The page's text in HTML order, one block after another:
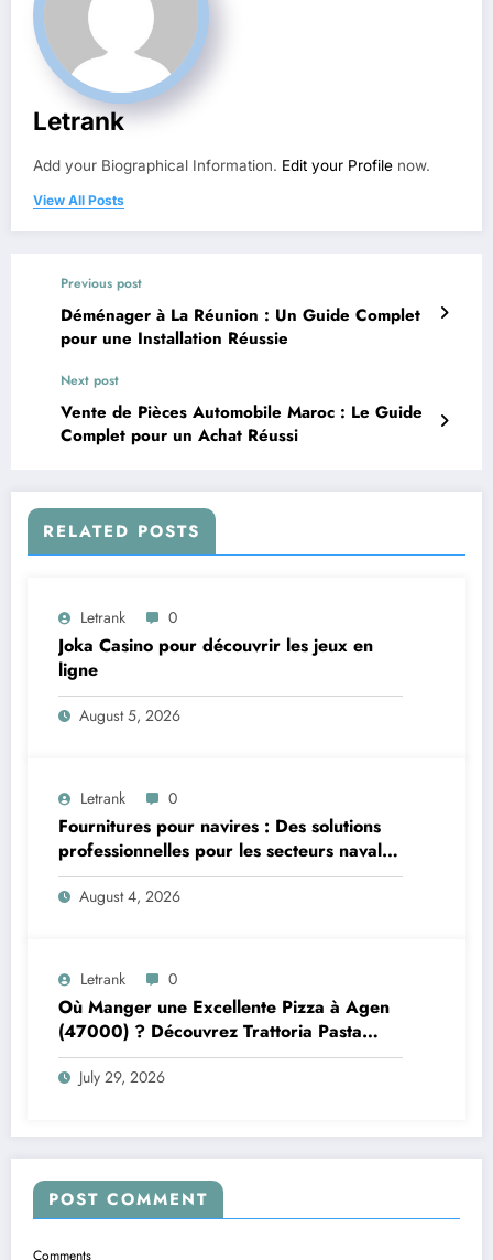
Letrank
Add your Biographical Information. Edit your Profile now.
View All Posts
Previous post
Déménager à La Réunion : Un Guide Complet
pour une Installation Réussie
Next post
Vente de Pièces Automobile Maroc : Le Guide
Complet pour un Achat Réussi
RELATED POSTS
Letrank 0
Joka Casino pour découvrir les jeux en
ligne
August 5, 2026
Letrank 0
Fournitures pour navires : Des solutions
professionnelles pour les secteurs naval et
offshore
August 4, 2026
Letrank 0
Où Manger une Excellente Pizza à Agen
(47000) ? Découvrez Trattoria Pasta
Pizza Brax
July 29, 2026
POST COMMENT
Comments